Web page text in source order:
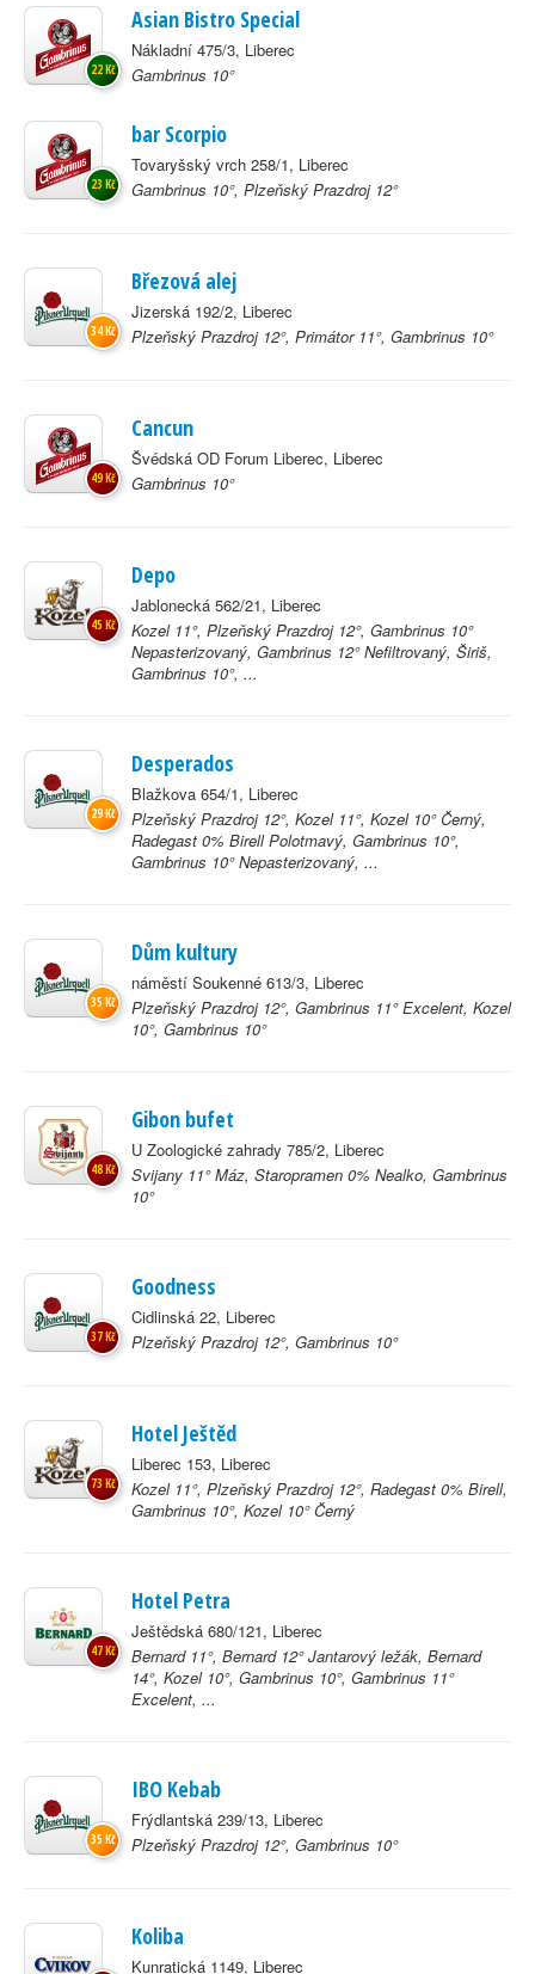
Asian Bistro Special
Nákladní 475/3, Liberec
Gambrinus 10°
22 Kč
bar Scorpio
Tovaryšský vrch 258/1, Liberec
Gambrinus 10°, Plzeňský Prazdroj 12°
23 Kč
Březová alej
Jizerská 192/2, Liberec
Plzeňský Prazdroj 12°, Primátor 11°, Gambrinus 10°
34 Kč
Cancun
Švédská OD Forum Liberec, Liberec
Gambrinus 10°
49 Kč
Depo
Jablonecká 562/21, Liberec
Kozel 11°, Plzeňský Prazdroj 12°, Gambrinus 10°
Nepasterizovaný, Gambrinus 12° Nefiltrovaný, Širiš,
Gambrinus 10°, ...
45 Kč
Desperados
Blažkova 654/1, Liberec
Plzeňský Prazdroj 12°, Kozel 11°, Kozel 10° Černý,
Radegast 0% Birell Polotmavý, Gambrinus 10°,
Gambrinus 10° Nepasterizovaný, ...
29 Kč
Dům kultury
náměstí Soukenné 613/3, Liberec
Plzeňský Prazdroj 12°, Gambrinus 11° Excelent, Kozel
10°, Gambrinus 10°
35 Kč
Gibon bufet
U Zoologické zahrady 785/2, Liberec
Svijany 11° Máz, Staropramen 0% Nealko, Gambrinus
10°
48 Kč
Goodness
Cidlinská 22, Liberec
Plzeňský Prazdroj 12°, Gambrinus 10°
37 Kč
Hotel Ještěd
Liberec 153, Liberec
Kozel 11°, Plzeňský Prazdroj 12°, Radegast 0% Birell,
Gambrinus 10°, Kozel 10° Černý
73 Kč
Hotel Petra
Ještědská 680/121, Liberec
Bernard 11°, Bernard 12° Jantarový ležák, Bernard
14°, Kozel 10°, Gambrinus 10°, Gambrinus 11°
Excelent, ...
47 Kč
IBO Kebab
Frýdlantská 239/13, Liberec
Plzeňský Prazdroj 12°, Gambrinus 10°
35 Kč
Koliba
Kunratická 1149, Liberec